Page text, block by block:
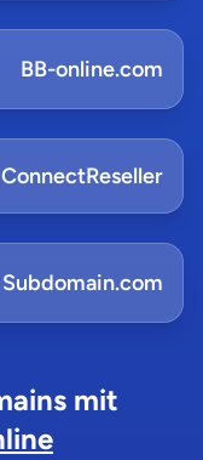
BB-online.com
ConnectReseller
Subdomain.com
mit